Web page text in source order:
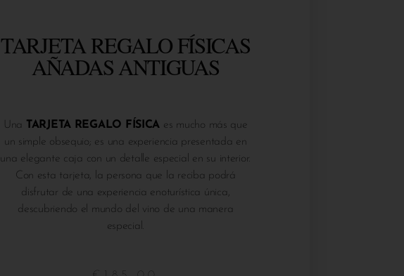
TARJETA REGALO FÍSICAS
AÑADAS ANTIGUAS
Una TARJETA REGALO FÍSICA es mucho más que
un simple obsequio; es una experiencia presentada en
una elegante caja con un detalle especial en su interior.
Con esta tarjeta, la persona que la reciba podrá
disfrutar de una experiencia enoturística única,
descubriendo el mundo del vino de una manera
especial.